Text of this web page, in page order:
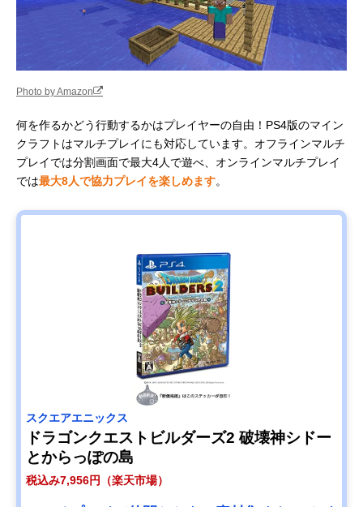
Photo by Amazon
何を作るかどう行動するかはプレイヤーの自由！PS4版のマイン
クラフトはマルチプレイにも対応しています。オフラインマルチ
プレイでは分割画面で最大4人で遊べ、オンラインマルチプレイ
では最大8人で協力プレイを楽しめます。
スクエアエニックス
ドラゴンクエストビルダーズ2 破壊神シドー
とからっぽの島
税込み7,956円（楽天市場）